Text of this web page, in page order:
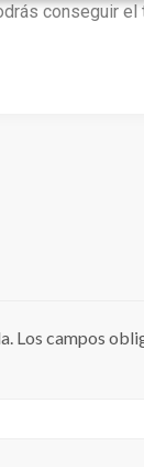
conseguir el
Los campos